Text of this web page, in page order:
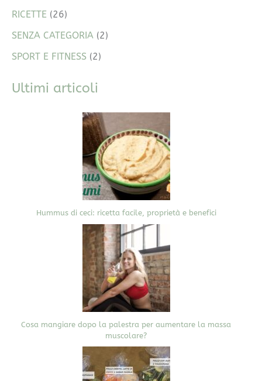
RICETTE (26)
SENZA CATEGORIA (2)
SPORT E FITNESS (2)
Ultimi articoli
Hummus di ceci: ricetta facile, proprietà e benefici
Cosa mangiare dopo la palestra per aumentare la massa
muscolare?